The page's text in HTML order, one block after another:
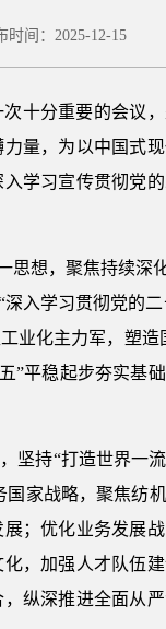
间：2025-12-15
十分重要的会议
量，为以中国式
学习宣传贯彻党
想，聚焦持续深
入学习贯彻党的
业化主力军，塑
”平稳起步夯实基
坚持“打造世界一
家战略，聚焦纺
；优化业务发展
，加强人才队伍
纵深推进全面从